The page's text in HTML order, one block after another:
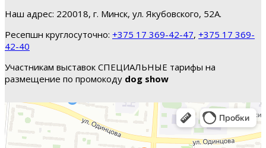
Наш адрес: 220018, г. Минск, ул. Якубовского, 52А.
Ресепшн круглосуточно: +375 17 369-42-47, +375 17 369-
42-40
Участникам выставок СПЕЦИАЛЬНЫЕ тарифы на
размещение по промокоду dog show